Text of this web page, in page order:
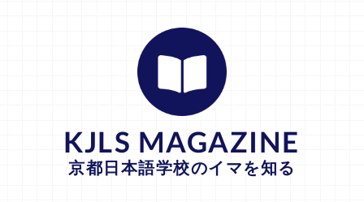
KJLS MAGAZINE
京都日本語学校のイマを知る